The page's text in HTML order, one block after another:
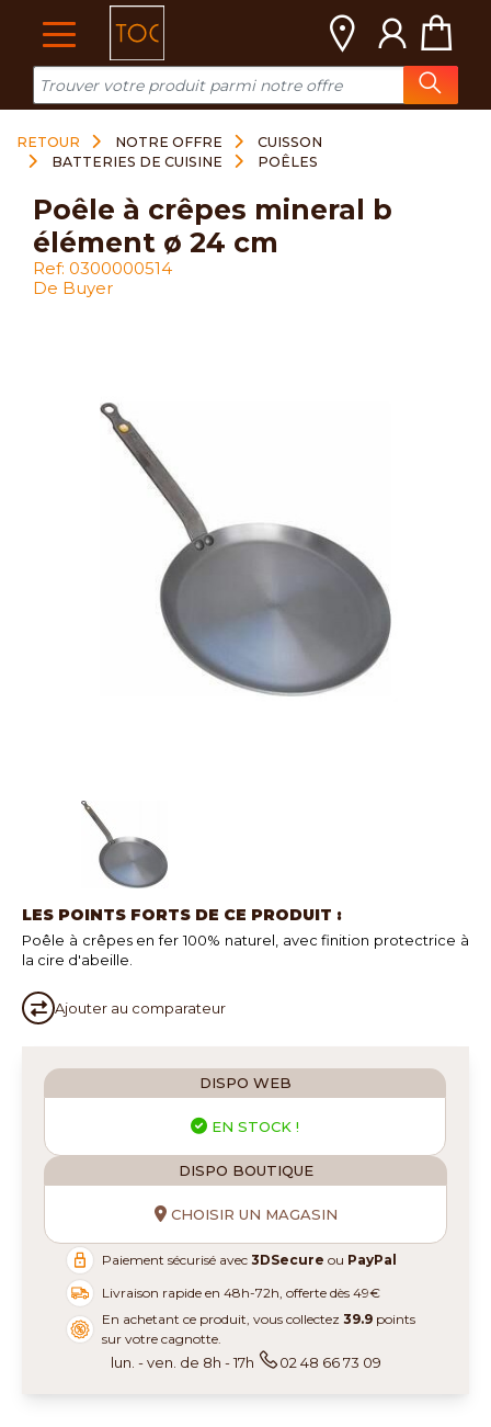
RETOUR NOTRE OFFRE
CUISSON
BATTERIES DE CUISINE
POÊLES
LES POINTS FORTS DE CE PRODUIT :
Poêle à crêpes en fer 100% naturel, avec finition protectrice à
la cire d'abeille.
Ajouter au comparateur
poêle à crêpes mineral b
élément ø 24 cm
Ref: 0300000514
De Buyer
DISPO WEB
EN STOCK !
DISPO BOUTIQUE
CHOISIR UN MAGASIN
Paiement sécurisé avec3DSecure ou PayPal
Livraison rapide en 48h-72h, offerte dès 49€
En achetant ce produit, vous collectez39.9 points
sur votre cagnotte.
lun. - ven. de 8h - 17h 02 48 66 73 09
Cookies management panel